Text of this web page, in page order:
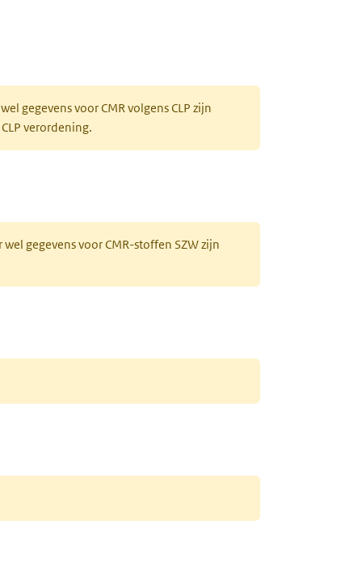
gegevens voor CMR volgens CLP zijn
verordening.
gegevens voor CMR-stoffen SZW zijn